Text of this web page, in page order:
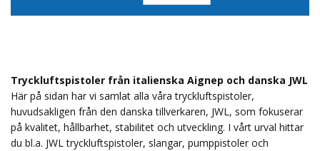
Tryckluftspistoler från italienska Aignep och danska JWL
Här på sidan har vi samlat alla våra tryckluftspistoler,
huvudsakligen från den danska tillverkaren, JWL, som fokuserar
på kvalitet, hållbarhet, stabilitet och utveckling. I vårt urval hittar
du bl.a. JWL tryckluftspistoler, slangar, pumppistoler och